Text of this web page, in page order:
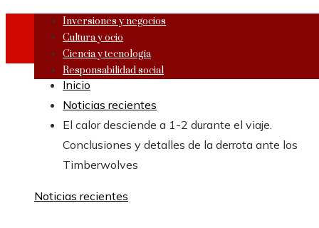
Inversiones y negocios
Cultura y ocio
Ciencia y tecnología
Responsabilidad social
Inicio
Noticias recientes
El calor desciende a 1-2 durante el viaje.
Conclusiones y detalles de la derrota ante los
Timberwolves
Noticias recientes